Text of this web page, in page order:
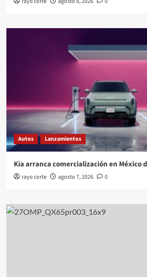
Autos Lanzamientos
Kia arranca comercialización en México
rayo corte agosto 7, 2026 0